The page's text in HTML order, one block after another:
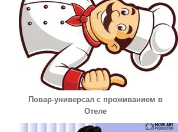
Повар-универсал с проживанием в
Отеле